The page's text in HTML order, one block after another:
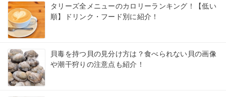
タリーズ全メニューのカロリーランキング！【低い
順】ドリンク・フード別に紹介！
貝毒を持つ貝の見分け方は？食べられない貝の画像
や潮干狩りの注意点も紹介！